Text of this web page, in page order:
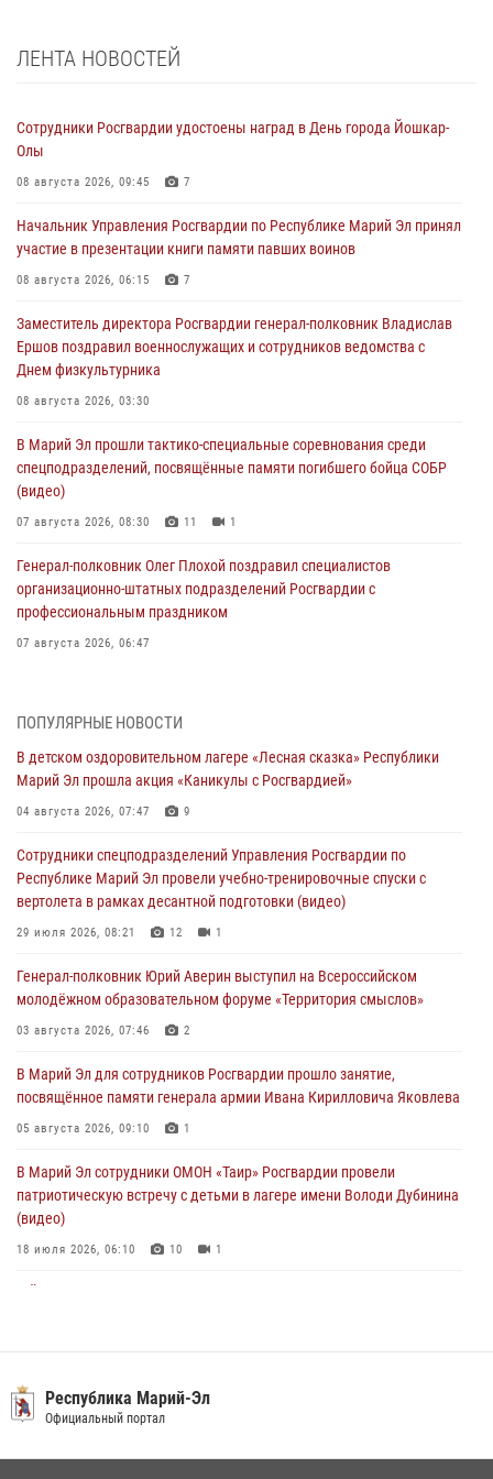
ЛЕНТА НОВОСТЕЙ
Сотрудники Росгвардии удостоены наград в День города Йошкар-
Олы
08 августа 2026, 09:45 7
Начальник Управления Росгвардии по Республике Марий Эл принял
участие в презентации книги памяти павших воинов
08 августа 2026, 06:15 7
Заместитель директора Росгвардии генерал-полковник Владислав
Ершов поздравил военнослужащих и сотрудников ведомства с
Днем физкультурника
08 августа 2026, 03:30
В Марий Эл прошли тактико-специальные соревнования среди
спецподразделений, посвящённые памяти погибшего бойца СОБР
(видео)
07 августа 2026, 08:30 11 1
Генерал-полковник Олег Плохой поздравил специалистов
организационно-штатных подразделений Росгвардии с
профессиональным праздником
07 августа 2026, 06:47
Всероссийском семинаре в Нижнем Новгороде (видео)
07 августа 2026, 06:25 8 1
Команда «Росгвардия» принимает участие в военно-спортивном
07 августа 2026, 05:43 10
Представитель вневедомственной охраны Управления Росгвардии
по Республике Марий Эл принял участие в учебно-методическом
06 августа 2026, 09:37 10
В Марий Эл сотрудники ЛРР Росгвардии за прошедший месяц
06 августа 2026, 08:00
В Марий Эл сотрудники вневедомственной охраны Росгвардии за
05 августа 2026, 09:44
ПОПУЛЯРНЫЕ НОВОСТИ
В детском оздоровительном лагере «Лесная сказка» Республики
Марий Эл прошла акция «Каникулы с Росгвардией»
04 августа 2026, 07:47 9
Сотрудники спецподразделений Управления Росгвардии по
Республике Марий Эл провели учебно-тренировочные спуски с
вертолета в рамках десантной подготовки (видео)
29 июля 2026, 08:21 12 1
Генерал-полковник Юрий Аверин выступил на Всероссийском
молодёжном образовательном форуме «Территория смыслов»
03 августа 2026, 07:46 2
В Марий Эл для сотрудников Росгвардии прошло занятие,
посвящённое памяти генерала армии Ивана Кирилловича Яковлева
05 августа 2026, 09:10 1
В Марий Эл сотрудники ОМОН «Таир» Росгвардии провели
патриотическую встречу с детьми в лагере имени Володи Дубинина
(видео)
18 июля 2026, 06:10 10 1
В Марий Эл сотрудники Росгвардии присоединились к масштабной
донорской акции (видео)
Республика Марий-Эл
Официальный портал